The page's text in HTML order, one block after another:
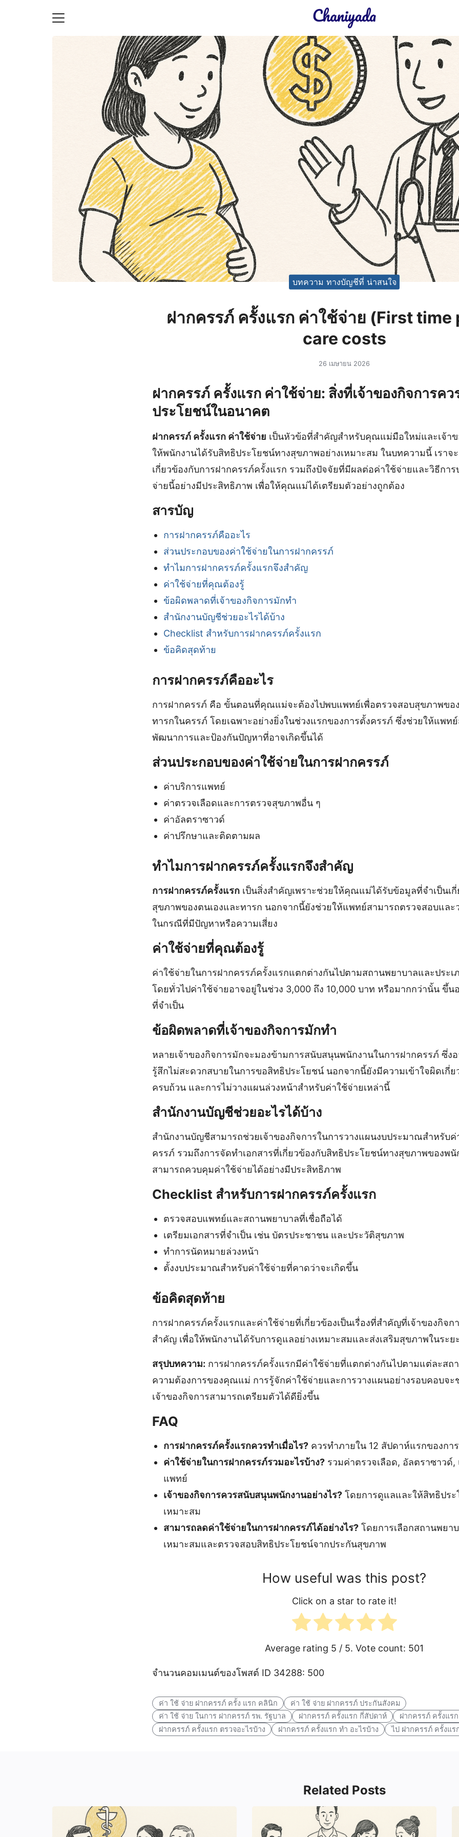
Search
for:
บทความ ทางบัญชีที่ น่าสนใจ
ฝากครรภ์ ครั้งแรก ค่าใช้จ่าย (First time
care costs
26 เมษายน 2026
ฝากครรภ์ ครั้งแรก ค่าใช้จ่าย: สิ่งที่เจ้าของกิจการคว
ประโยชน์ในอนาคต
ฝากครรภ์ ครั้งแรก ค่าใช้จ่าย เป็นหัวข้อที่สำคัญสำหรับคุณแม่มือใหม่และเจ้าข
ให้พนักงานได้รับสิทธิประโยชน์ทางสุขภาพอย่างเหมาะสม ในบทความนี้ เราจ
เกี่ยวข้องกับการฝากครรภ์ครั้งแรก รวมถึงปัจจัยที่มีผลต่อค่าใช้จ่ายและวิธีกา
จ่ายนี้อย่างมีประสิทธิภาพ เพื่อให้คุณแม่ได้เตรียมตัวอย่างถูกต้อง
สารบัญ
การฝากครรภ์คืออะไร
ส่วนประกอบของค่าใช้จ่ายในการฝากครรภ์
ทำไมการฝากครรภ์ครั้งแรกจึงสำคัญ
ค่าใช้จ่ายที่คุณต้องรู้
ข้อผิดพลาดที่เจ้าของกิจการมักทำ
สำนักงานบัญชีช่วยอะไรได้บ้าง
Checklist สำหรับการฝากครรภ์ครั้งแรก
ข้อคิดสุดท้าย
การฝากครรภ์คืออะไร
การฝากครรภ์ คือ ขั้นตอนที่คุณแม่จะต้องไปพบแพทย์เพื่อตรวจสอบสุขภาพข
ทารกในครรภ์ โดยเฉพาะอย่างยิ่งในช่วงแรกของการตั้งครรภ์ ซึ่งช่วยให้แพท
พัฒนาการและป้องกันปัญหาที่อาจเกิดขึ้นได้
ส่วนประกอบของค่าใช้จ่ายในการฝากครรภ์
ค่าบริการแพทย์
ค่าตรวจเลือดและการตรวจสุขภาพอื่น ๆ
ค่าอัลตราซาวด์
ค่าปรึกษาและติดตามผล
ทำไมการฝากครรภ์ครั้งแรกจึงสำคัญ
การฝากครรภ์ครั้งแรก เป็นสิ่งสำคัญเพราะช่วยให้คุณแม่ได้รับข้อมูลที่จำเป็นเ
สุขภาพของตนเองและทารก นอกจากนี้ยังช่วยให้แพทย์สามารถตรวจสอบและ
ในกรณีที่มีปัญหาหรือความเสี่ยง
ค่าใช้จ่ายที่คุณต้องรู้
ค่าใช้จ่ายในการฝากครรภ์ครั้งแรกแตกต่างกันไปตามสถานพยาบาลและประเ
โดยทั่วไปค่าใช้จ่ายอาจอยู่ในช่วง 3,000 ถึง 10,000 บาท หรือมากกว่านั้น ขึ้น
ที่จำเป็น
ข้อผิดพลาดที่เจ้าของกิจการมักทำ
หลายเจ้าของกิจการมักจะมองข้ามการสนับสนุนพนักงานในการฝากครรภ์ ซึ่ง
รู้สึกไม่สะดวกสบายในการขอสิทธิประโยชน์ นอกจากนี้ยังมีความเข้าใจผิดเกี่
ครบถ้วน และการไม่วางแผนล่วงหน้าสำหรับค่าใช้จ่ายเหล่านี้
สำนักงานบัญชีช่วยอะไรได้บ้าง
สำนักงานบัญชีสามารถช่วยเจ้าของกิจการในการวางแผนงบประมาณสำหรับค่
ครรภ์ รวมถึงการจัดทำเอกสารที่เกี่ยวข้องกับสิทธิประโยชน์ทางสุขภาพของพนั
สามารถควบคุมค่าใช้จ่ายได้อย่างมีประสิทธิภาพ
Checklist สำหรับการฝากครรภ์ครั้งแรก
ตรวจสอบแพทย์และสถานพยาบาลที่เชื่อถือได้
เตรียมเอกสารที่จำเป็น เช่น บัตรประชาชน และประวัติสุขภาพ
ทำการนัดหมายล่วงหน้า
ตั้งงบประมาณสำหรับค่าใช้จ่ายที่คาดว่าจะเกิดขึ้น
ข้อคิดสุดท้าย
การฝากครรภ์ครั้งแรกและค่าใช้จ่ายที่เกี่ยวข้องเป็นเรื่องที่สำคัญที่เจ้าของกิจก
สำคัญ เพื่อให้พนักงานได้รับการดูแลอย่างเหมาะสมและส่งเสริมสุขภาพในระย
สรุปบทความ: การฝากครรภ์ครั้งแรกมีค่าใช้จ่ายที่แตกต่างกันไปตามแต่ละสถ
ความต้องการของคุณแม่ การรู้จักค่าใช้จ่ายและการวางแผนอย่างรอบคอบจ
เจ้าของกิจการสามารถเตรียมตัวได้ดียิ่งขึ้น
FAQ
การฝากครรภ์ครั้งแรกควรทำเมื่อไร?ควรทำภายใน 12 สัปดาห์แรกของกา
ค่าใช้จ่ายในการฝากครรภ์รวมอะไรบ้าง?รวมค่าตรวจเลือด, อัลตราซาวด์,
แพทย์
เจ้าของกิจการควรสนับสนุนพนักงานอย่างไร?โดยการดูแลและให้สิทธิปร
เหมาะสม
สามารถลดค่าใช้จ่ายในการฝากครรภ์ได้อย่างไร?โดยการเลือกสถานพยา
เหมาะสมและตรวจสอบสิทธิประโยชน์จากประกันสุขภาพ
How useful was this post?
Click on a star to rate it!
Average rating 5 / 5. Vote count: 501
จำนวนคอมเมนต์ของโพสต์ ID 34288: 500
ค่า ใช้ จ่าย ฝากครรภ์ ครั้ง แรก คลินิก
ค่า ใช้ จ่าย ฝากครรภ์ ประกันสังคม
ค่า ใช้ จ่าย ในการ ฝากครรภ์ รพ. รัฐบาล
ฝากครรภ์ ครั้งแรก กี่สัปดาห์
ฝากครรภ์ ครั้งแร
ฝากครรภ์ ครั้งแรก ตรวจอะไรบ้าง
ฝากครรภ์ ครั้งแรก ทํา อะไรบ้าง ไป ฝากครรภ์ ครั้งแร
Related Posts